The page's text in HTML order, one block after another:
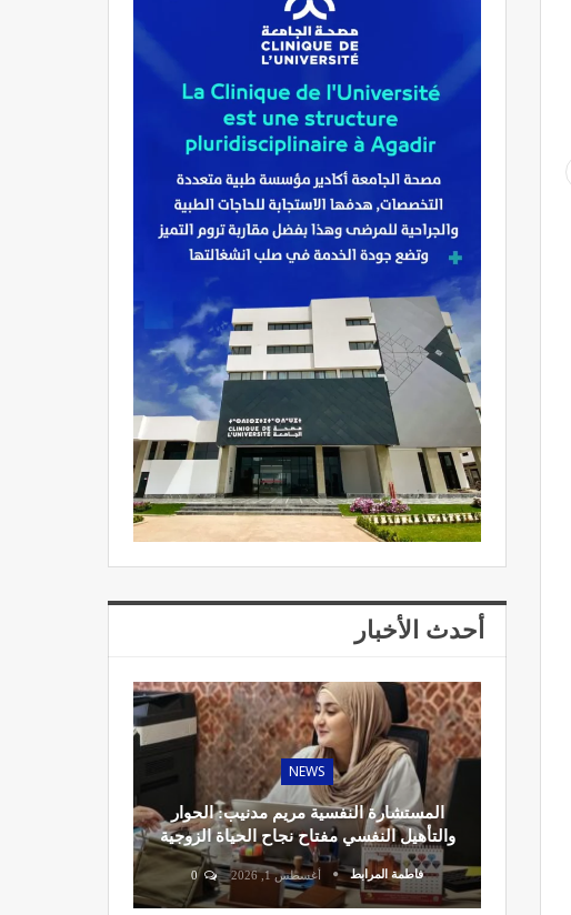
أحدث الأخبار
NEWS
المستشارة النفسية مريم مدنيب: الحوار
والتأهيل النفسي مفتاح نجاح الحياة الزوجية
فاطمة المرابط أغسطس 1, 2026 0